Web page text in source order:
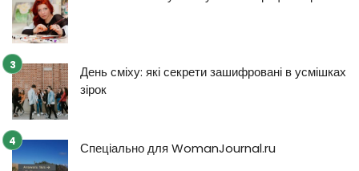
День сміху: які секрети зашифровані в усмішках
зірок
Спеціально для WomanJournal.ru